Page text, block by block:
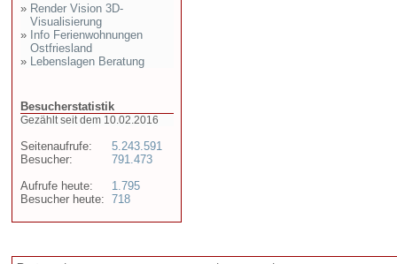
» Render Vision 3D-
Visualisierung
» Info Ferienwohnungen
Ostfriesland
» Lebenslagen Beratung
Besucherstatistik
Gezählt seit dem 10.02.2016
Seitenaufrufe:
Besucher:
Aufrufe heute:
Besucher heute:
5.243.591
791.473
1.795
718